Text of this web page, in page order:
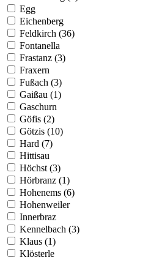
Egg
Eichenberg
Feldkirch (36)
Fontanella
Frastanz (3)
Fraxern
Fußach (3)
Gaißau (1)
Gaschurn
Göfis (2)
Götzis (10)
Hard (7)
Hittisau
Höchst (3)
Hörbranz (1)
Hohenems (6)
Hohenweiler
Innerbraz
Kennelbach (3)
Klaus (1)
Klösterle